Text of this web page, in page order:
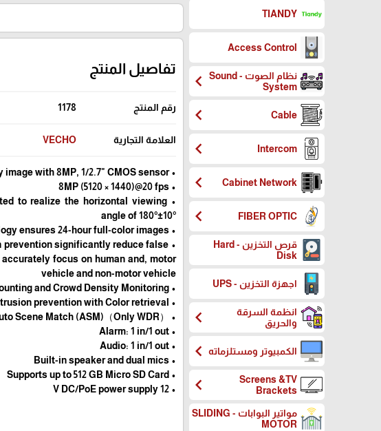
TIANDY
Access Control
نظام الصوت - Sound
System
chevron_left
Cable
chevron_left
Intercom
chevron_left
Cabinet Network
chevron_left
FIBER OPTIC
chevron_left
قرص التخزين - Hard
Disk
اجهزة التخزين - UPS
انظمة السرقة
والحريق
chevron_left
الكمبيوتر ومستلزماتهchevron_left
Screens &TV
Brackets
chevron_left
مواتير البوابات - SLIDING
MOTOR
تفاصيل المنتج
رقم المنتج 1178
العلامة التجارية VECHO
• High quality image with 8MP, 1/2.7" CMOS sensor
• 8MP (5120 × 1440)@20 fps
to realize the horizontal viewing
angle of 180°±10°
• Colorhunter technology ensures 24-hour full-color images
prevention significantly reduce false
focus on human and, motor
vehicle and non-motor vehicle
• Intelligent People Flow Counting and Crowd Density Monitoring
• Smart intrusion prevention with Color retrieval
• Auto Scene Match (ASM)（Only WDR）
• Alarm: 1 in/1 out
• Audio: 1 in/1 out
• Built-in speaker and dual mics
• Supports up to 512 GB Micro SD Card
• 12 V DC/PoE power supply